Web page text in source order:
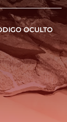
OCULTO